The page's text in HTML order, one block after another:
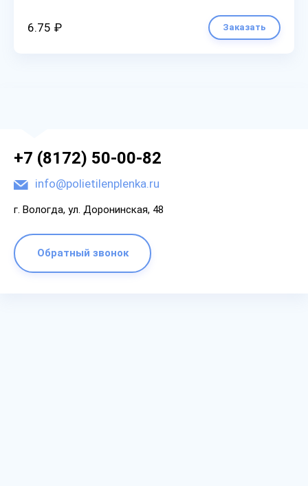
6.75 ₽ Заказать
+7 (8172) 50-00-82
info@polietilenplenka.ru
г. Вологда, ул. Доронинская, 48
Обратный звонок